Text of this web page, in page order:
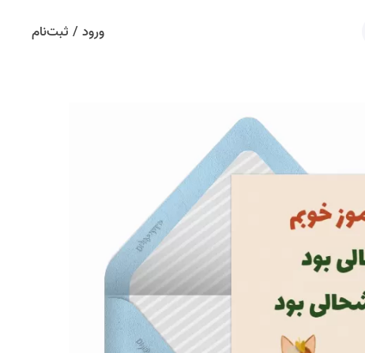
ورود / ثبت‌نام